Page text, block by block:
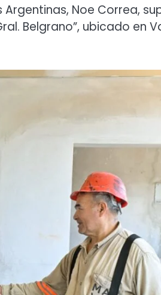
Noe Correa,
Belgrano”, ubicado en